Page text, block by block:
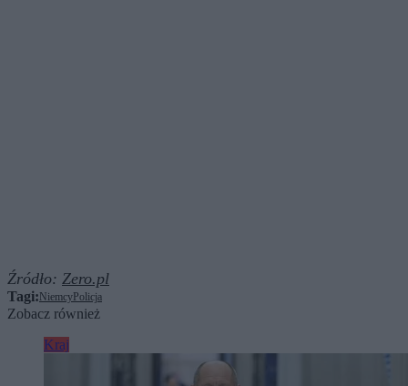
Źródło: Zero.pl
Tagi: Niemcy Policja
Zobacz również
Kraj